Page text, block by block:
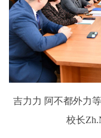
吉力力 阿不都外力
校长